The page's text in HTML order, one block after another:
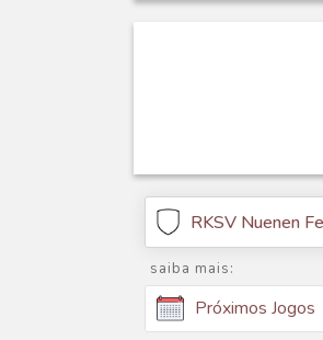
RKSV Nuenen
saiba mais:
Próximos Jogos